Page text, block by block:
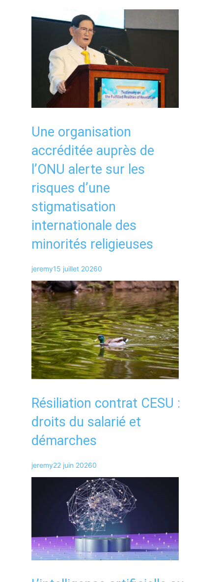
Une organisation
accréditée auprès de
l’ONU alerte sur les
risques d’une
stigmatisation
internationale des
minorités religieuses
jeremy15 juillet 20260
Résiliation contrat CESU :
droits du salarié et
démarches
jeremy22 juin 20260